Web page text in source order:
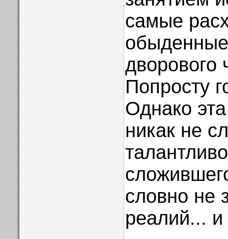
самые
дворового
Попросту
Однако
никак не
словно не
реалий...